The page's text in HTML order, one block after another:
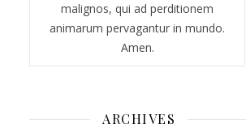
malignos, qui ad perditionem
animarum pervagantur in mundo.
Amen.
ARCHIVES